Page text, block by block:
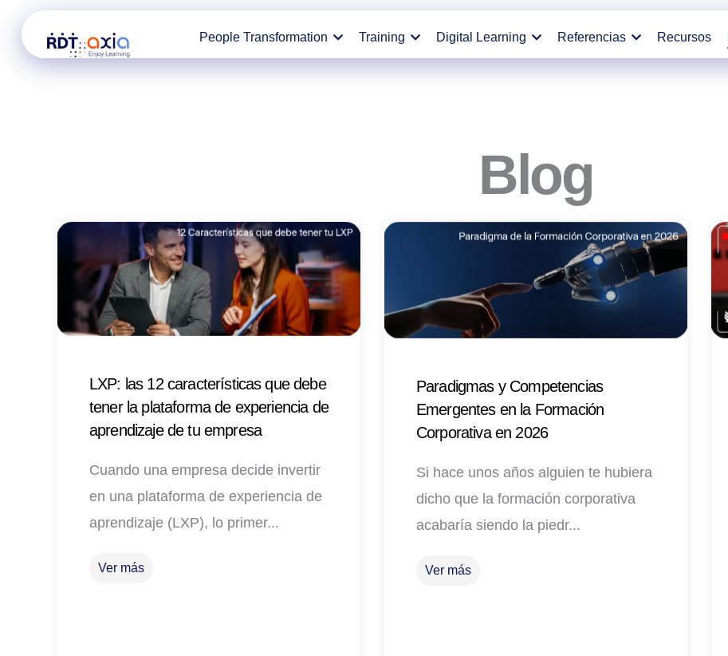
People Transformation Training Digital Learning Referencias Recursos
Blog
LXP: las 12 características que debe
tener la plataforma de experiencia de
aprendizaje de tu empresa
Cuando una empresa decide invertir
en una plataforma de experiencia de
aprendizaje (LXP), lo primer...
Ver más
Paradigmas y Competencias
Emergentes en la Formación
Corporativa en 2026
Si hace unos años alguien te hubiera
dicho que la formación corporativa
acabaría siendo la piedr...
Ver más